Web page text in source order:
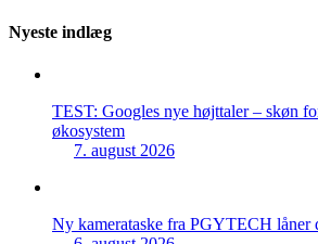
Nyeste indlæg
TEST: Googles nye højttaler – skøn
økosystem
7. august 2026
Ny kamerataske fra PGYTECH låner